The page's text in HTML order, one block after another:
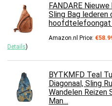
FANDARE
Sling Bag lederen
Amazon.nl Price: €
Details)
BYTKMFD Teal
Diagonaal, Sling
Wandelen Reizen
Man…